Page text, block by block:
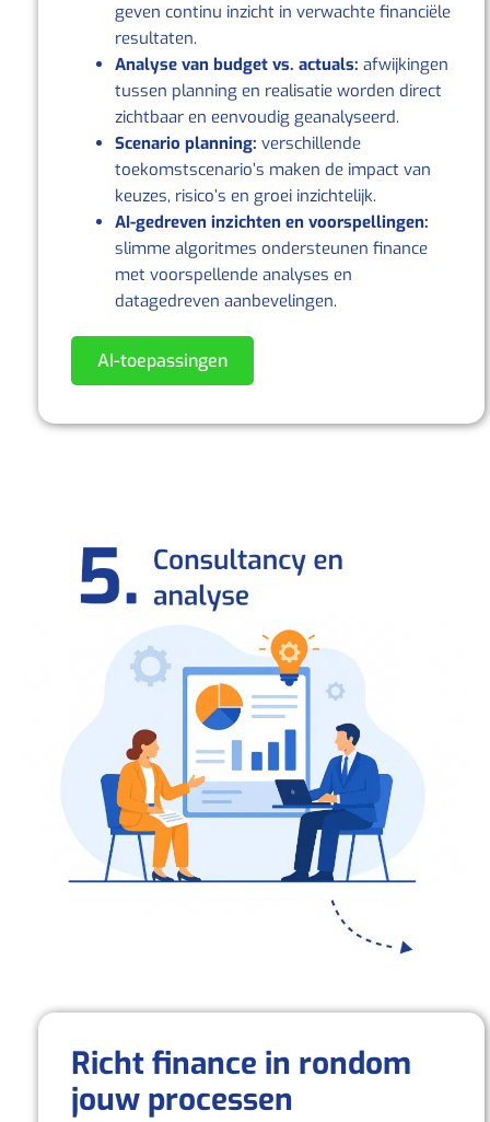
geven continu inzicht in verwachte financiële
resultaten.
Analyse van budget vs. actuals: afwijkingen
tussen planning en realisatie worden direct
zichtbaar en eenvoudig geanalyseerd.
Scenario planning: verschillende
toekomstscenario’s maken de impact van
keuzes, risico’s en groei inzichtelijk.
AI‑gedreven inzichten en voorspellingen:
slimme algoritmes ondersteunen finance
met voorspellende analyses en
datagedreven aanbevelingen.
AI-toepassingen
Richt finance in rondom
jouw processen